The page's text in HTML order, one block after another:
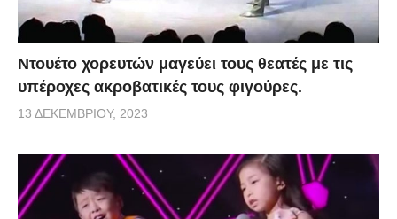
Ντουέτο χορευτών μαγεύει τους θεατές με τις
υπέροχες ακροβατικές τους φιγούρες.
13 ΔΕΚΕΜΒΡΊΟΥ, 2023